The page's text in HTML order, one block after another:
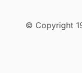
© Copyright